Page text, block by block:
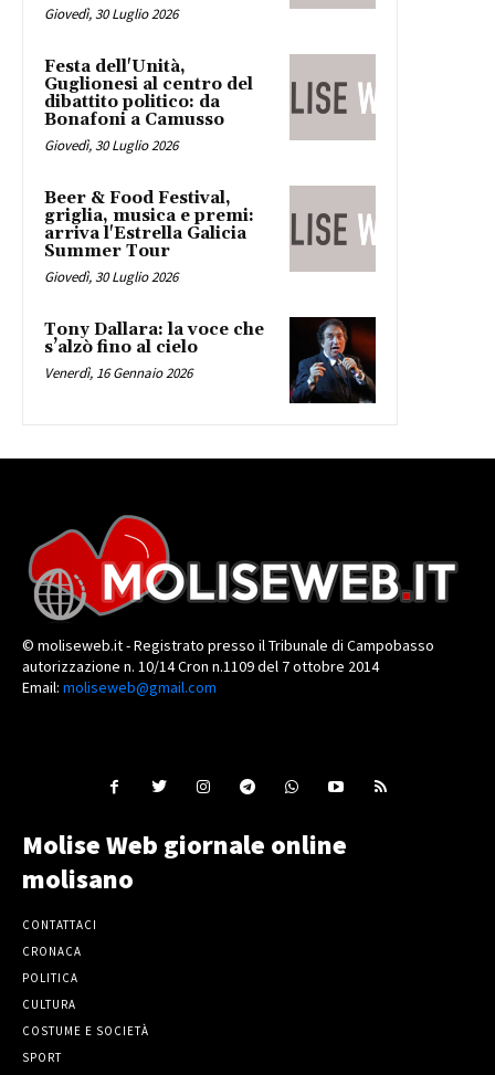
Giovedì, 30 Luglio 2026
Festa dell'Unità,
Guglionesi al centro del
dibattito politico: da
Bonafoni a Camusso
Giovedì, 30 Luglio 2026
Beer & Food Festival,
griglia, musica e premi:
arriva l'Estrella Galicia
Summer Tour
Giovedì, 30 Luglio 2026
Tony Dallara: la voce che
s’alzò fino al cielo
Venerdì, 16 Gennaio 2026
© moliseweb.it - Registrato presso il Tribunale di Campobasso
autorizzazione n. 10/14 Cron n.1109 del 7 ottobre 2014
Email: moliseweb@gmail.com
Molise Web giornale online
molisano
CONTATTACI
CRONACA
POLITICA
CULTURA
COSTUME E SOCIETÀ
SPORT